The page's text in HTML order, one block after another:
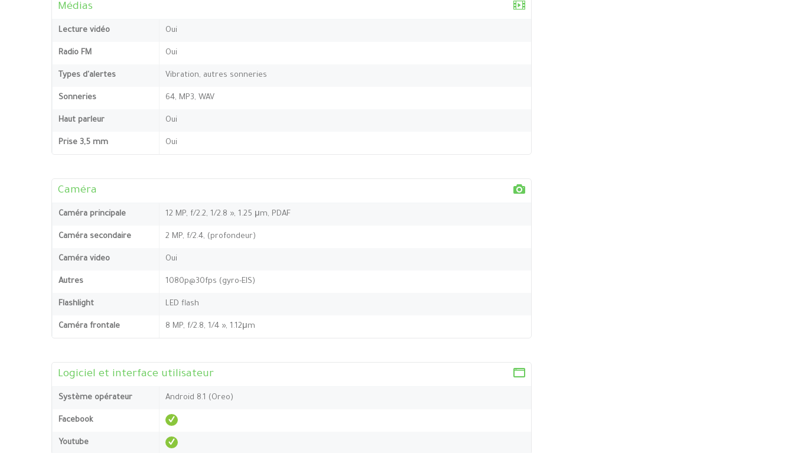
Médias
Lecture vidéo Oui
Radio FM Oui
Types d'alertes Vibration, autres sonneries
Sonneries 64, MP3, WAV
Haut parleur Oui
Prise 3,5 mm Oui
Caméra
Caméra principale 12 MP, f/2.2, 1/2.8 », 1.25 μm, PDAF
Caméra secondaire 2 MP, f/2.4, (profondeur)
Caméra video Oui
Autres 1080p@30fps (gyro-EIS)
Flashlight LED flash
Caméra frontale 8 MP, f/2.8, 1/4 », 1.12μm
Logiciel et interface utilisateur
Système opérateur Android 8.1 (Oreo)
Facebook
Youtube